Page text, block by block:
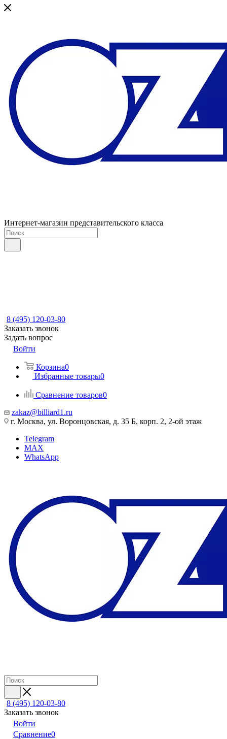
Интернет-магазин представительского класса
8 (495) 120-03-80
Заказать звонок
Задать вопрос
Войти
Корзина0
Избранные товары0
Сравнение товаров0
zakaz@billiard1.ru
г. Москва, ул. Воронцовская, д. 35 Б, корп. 2, 2-ой этаж
Telegram
MAX
WhatsApp
8 (495) 120-03-80
Заказать звонок
Войти
Сравнение0